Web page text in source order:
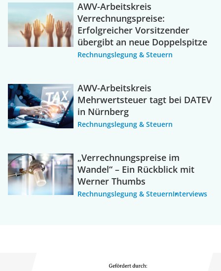
AWV-Arbeitskreis
Verrechnungspreise:
Erfolgreicher Vorsitzender
übergibt an neue Doppelspitze
Rechnungslegung & Steuern
AWV-Arbeitskreis
Mehrwertsteuer tagt bei DATEV
in Nürnberg
Rechnungslegung & Steuern
„Verrechnungspreise im
Wandel“ – Ein Rückblick mit
Werner Thumbs
Rechnungslegung & SteuernInterviews